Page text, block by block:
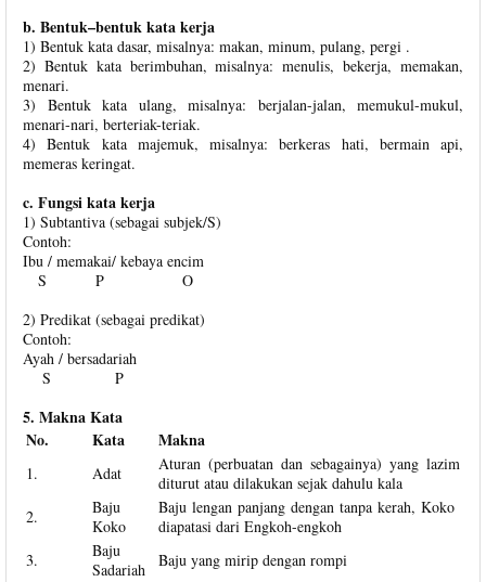
b. Bentuk–bentuk kata kerja
1) Bentuk kata dasar, misalnya: makan, minum, pulang, pergi .
2) Bentuk kata berimbuhan, misalnya: menulis, bekerja, memakan,
menari.
3) Bentuk kata ulang, misalnya: berjalan-jalan, memukul-mukul,
menari-nari, berteriak-teriak.
4) Bentuk kata majemuk, misalnya: berkeras hati, bermain api,
memeras keringat.
c. Fungsi kata kerja
1) Subtantiva (sebagai subjek/S)
Contoh:
Ibu / memakai/ kebaya encim
S P O
2) Predikat (sebagai predikat)
Contoh:
Ayah / bersadariah
S P
5. Makna Kata
No.
Kata Makna
1. Adat
Aturan (perbuatan dan sebagainya) yang lazim
diturut atau dilakukan sejak dahulu kala
2.
Baju
Koko
Baju lengan panjang dengan tanpa kerah, Koko
diapatasi dari Engkoh-engkoh
3.
Baju
Sadariah
Baju yang mirip dengan rompi